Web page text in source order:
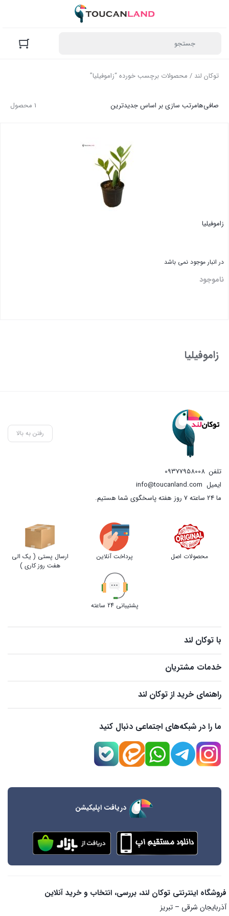
توکان لند / محصولات برچسب خورده “زاموفیلیا”
1 محصول صافی‌هامرتب سازی بر اساس جدیدترین
زاموفیلیا
در انبار موجود نمی باشد
ناموجود
زاموفیلیا
رفتن به بالا
تلفن 09377958008
ایمیل info@toucanland.com
ما 24 ساعته 7 روز هفته پاسخگوی شما هستیم.
محصولات اصل پرداخت آنلاین
ارسال پستی ( یک الی
هفت روز کاری )
پشتیبانی 24 ساعته
با توکان لند
خدمات مشتریان
راهنمای خرید از توکان لند
ما را در شبکه‌های اجتماعی دنبال کنید
دریافت اپلیکیشن
فروشگاه اینترنتی توکان لند، بررسی، انتخاب و خرید آنلاین
آذربایجان شرقی – تبریز